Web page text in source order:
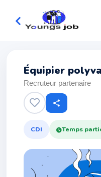
Équipier
Recruteur partenaire
share
CDI Temps